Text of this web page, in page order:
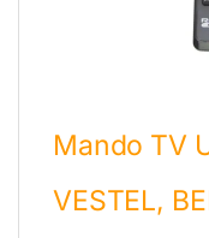
Mando TV
VESTEL,